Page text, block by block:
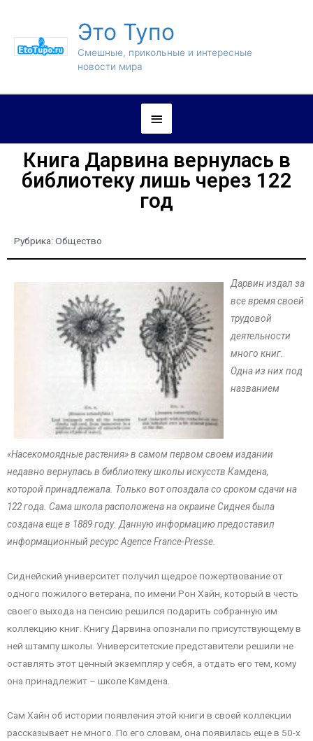
Это Тупо
Смешные, прикольные и интересные
новости мира
Книга Дарвина вернулась в
библиотеку лишь через 122
год
Рубрика: Общество
Дарвин издал за
все время своей
трудовой
деятельности
много книг.
Одна из них под
названием
«Насекомоядные растения» в самом первом своем издании
недавно вернулась в библиотеку школы искусств Камдена,
которой принадлежала. Только вот опоздала со сроком сдачи на
122 года. Сама школа расположена на окраине Сиднея была
создана еще в 1889 году. Данную информацию предоставил
информационный ресурс Agence France-Presse.
Сиднейский университет получил щедрое пожертвование от
одного пожилого ветерана, по имени Рон Хайн, который в честь
своего выхода на пенсию решился подарить собранную им
коллекцию книг. Книгу Дарвина опознали по присутствующему в
ней штампу школы. Университетские представители решили не
оставлять этот ценный экземпляр у себя, а отдать его тем, кому
она принадлежит – школе Камдена.
Сам Хайн об истории появления этой книги в своей коллекции
рассказывает не много. По его словам, она появилась еще в 50-х